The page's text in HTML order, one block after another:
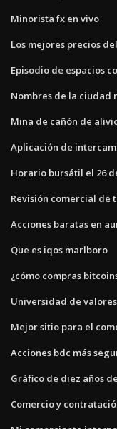
Minorista fx en vivo
Los mejores precios
Episodio de espacios
Nombres de la ciudad
Mina de cañón de
Aplicación de
Horario bursátil el 26
Revisión comercial de
Acciones baratas en
Que es iqos marlboro
¿cómo compras
Universidad de
Mejor sitio para el
Acciones bdc más
Gráfico de diez años
Comercio y